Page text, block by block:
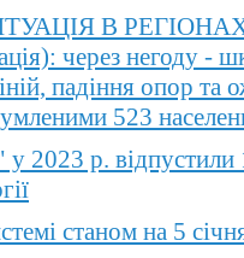
В
через негоду -
падіння опор та
523
2023 р. відпустили
станом на 5